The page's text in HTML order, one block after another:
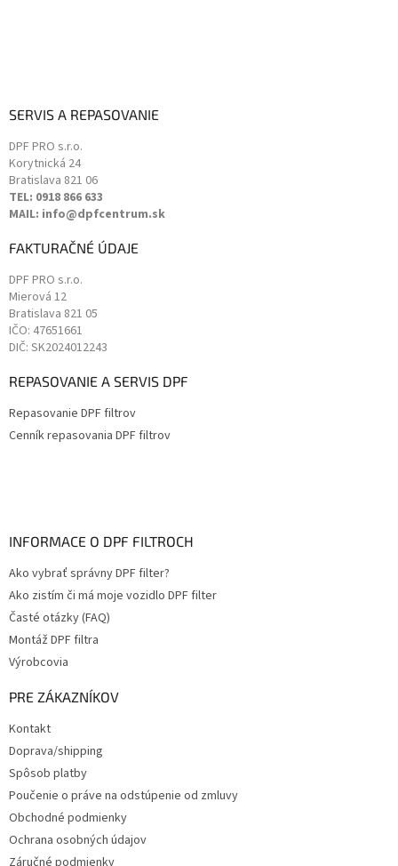
SERVIS A REPASOVANIE
DPF PRO s.r.o.
Korytnická 24
Bratislava 821 06
TEL: 0918 866 633
MAIL: info@dpfcentrum.sk
FAKTURAČNÉ ÚDAJE
DPF PRO s.r.o.
Mierová 12
Bratislava 821 05
IČO: 47651661
DIČ: SK2024012243
REPASOVANIE A SERVIS DPF
Repasovanie DPF filtrov
Cenník repasovania DPF filtrov
INFORMACE O DPF FILTROCH
Ako vybrať správny DPF filter?
Ako zistím či má moje vozidlo DPF filter
Časté otázky (FAQ)
Montáž DPF filtra
Výrobcovia
PRE ZÁKAZNÍKOV
Kontakt
Doprava/shipping
Spôsob platby
Poučenie o práve na odstúpenie od zmluvy
Obchodné podmienky
Ochrana osobných údajov